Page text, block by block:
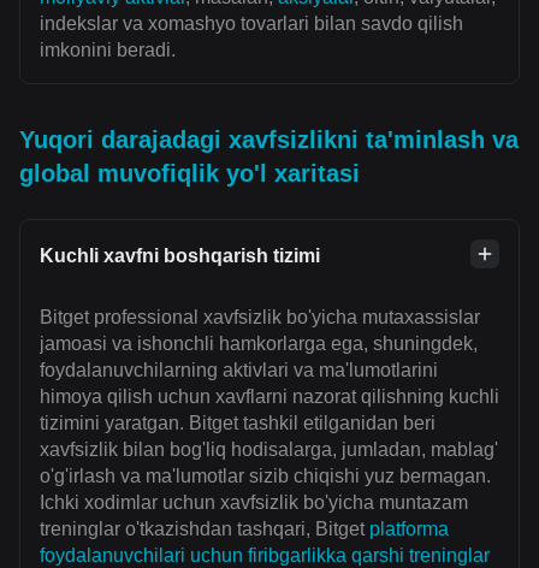
indekslar va xomashyo tovarlari bilan savdo qilish
imkonini beradi.
Yuqori darajadagi xavfsizlikni ta'minlash va
global muvofiqlik yo'l xaritasi
Kuchli xavfni boshqarish tizimi
Bitget professional xavfsizlik bo'yicha mutaxassislar
jamoasi va ishonchli hamkorlarga ega, shuningdek,
foydalanuvchilarning aktivlari va ma'lumotlarini
himoya qilish uchun xavflarni nazorat qilishning kuchli
tizimini yaratgan. Bitget tashkil etilganidan beri
xavfsizlik bilan bog'liq hodisalarga, jumladan, mablag'
o'g'irlash va ma'lumotlar sizib chiqishi yuz bermagan.
Ichki xodimlar uchun xavfsizlik bo'yicha muntazam
treninglar o'tkazishdan tashqari, Bitget platforma
foydalanuvchilari uchun firibgarlikka qarshi treninglar